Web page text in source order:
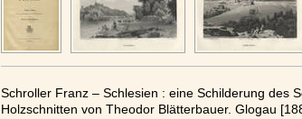
Schroller Franz – Schlesien : eine Schilderung des
Holzschnitten von Theodor Blätterbauer. Glogau